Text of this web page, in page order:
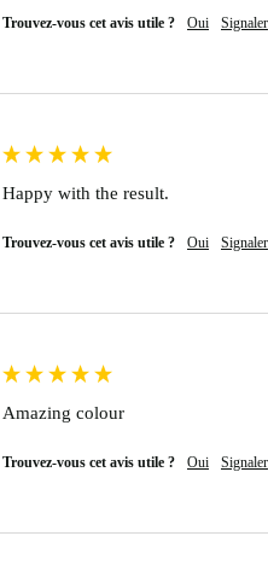
Trouvez-vous cet avis utile ? Oui Signaler
Happy with the result.
Trouvez-vous cet avis utile ? Oui Signaler
Amazing colour
Trouvez-vous cet avis utile ? Oui Signaler